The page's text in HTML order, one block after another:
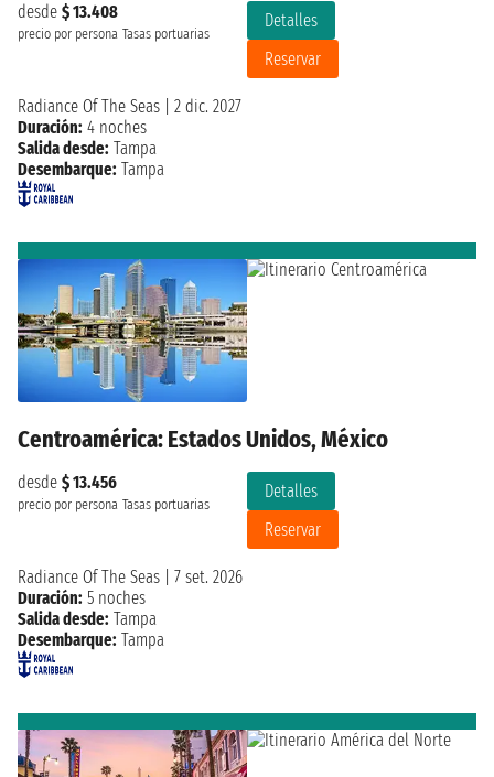
desde $ 13.408
precio por persona Tasas portuarias
Detalles
Reservar
Radiance Of The Seas
2 dic. 2027
Duración: 4 noches
Salida desde: Tampa
Desembarque: Tampa
Centroamérica: Estados Unidos, México
desde $ 13.456
precio por persona Tasas portuarias
Detalles
Reservar
Radiance Of The Seas
7 set. 2026
Duración: 5 noches
Salida desde: Tampa
Desembarque: Tampa